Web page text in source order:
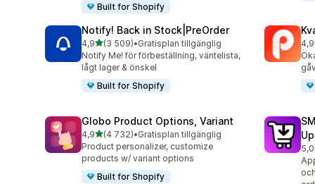
Built for Shopify
Notify! Back in Stock|PreOrder
4,9av 5 stjärnor
(3 509)
3509 recensioner totalt
•Gratisplan tillgänglig
Notify Me! för förbeställning, väntelista,
lågt lager & önskel
Built for Shopify
4,9
Globo Product Options, Variant
4,9av 5 stjärnor
(4 732)
4732 recensioner totalt
•Gratisplan tillgänglig
Product personalizer, customize
products w/ variant options
Built for Shopify
5,0